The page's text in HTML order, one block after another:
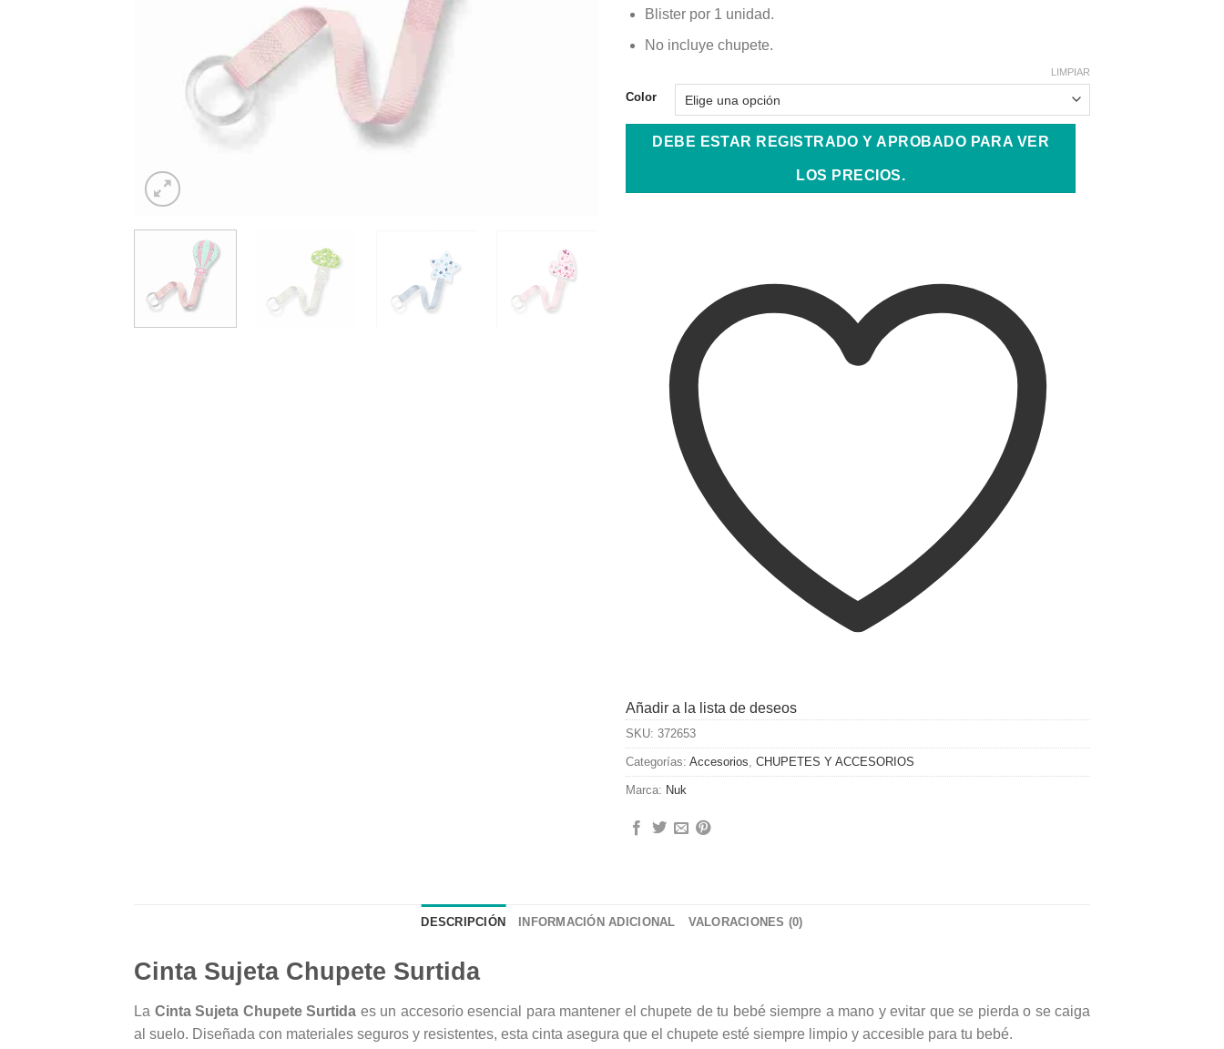
Blister por 1 unidad.
No incluye chupete.
Color
LIMPIAR
DEBE ESTAR REGISTRADO Y APROBADO PARA VER
LOS PRECIOS.
Añadir a la lista de deseos
SKU: 372653
Categorías: Accesorios, CHUPETES Y ACCESORIOS
Marca: Nuk
DESCRIPCIÓN INFORMACIÓN ADICIONAL VALORACIONES (0)
Cinta Sujeta Chupete Surtida
La Cinta Sujeta Chupete Surtida es un accesorio esencial para mantener el chupete de tu bebé siempre a mano y evitar que se pierda o se caiga
al suelo. Diseñada con materiales seguros y resistentes, esta cinta asegura que el chupete esté siempre limpio y accesible para tu bebé.